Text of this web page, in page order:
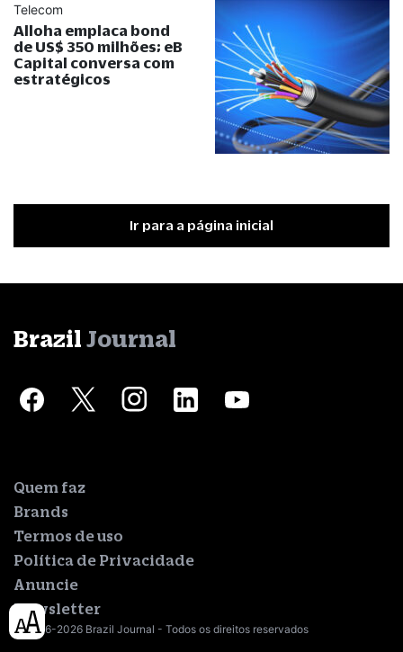
Telecom
Alloha emplaca bond
de US$ 350 milhões; eB
Capital conversa com
estratégicos
Ir para a página inicial
Brazil Journal
Quem faz
Brands
Termos de uso
Política de Privacidade
Anuncie
Newsletter
© 2016-2026 Brazil Journal - Todos os direitos reservados